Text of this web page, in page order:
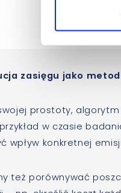
zasięgu jako
prostoty,
w czasie
wpływ konkretnej
też porównywać